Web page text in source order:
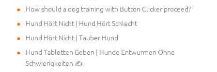
How should a dog training with Button Clicker proceed?
Hund Hört Nicht | Hund Hört Schlecht
Hund Hört Nicht | Tauber Hund
Hund Tabletten Geben | Hunde Entwurmen Ohne
Schwierigkeiten ✍